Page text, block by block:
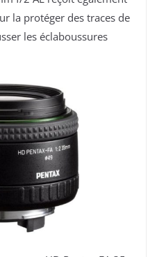
la protéger des traces de
les éclaboussures